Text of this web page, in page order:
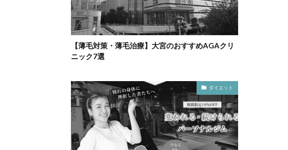
【薄毛対策・薄毛治療】大宮のおすすめAGAクリ
ニック7選
ダイエット